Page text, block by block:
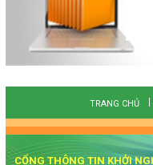
TRANG CHỦ
CỔNG THÔNG TIN KHỞI